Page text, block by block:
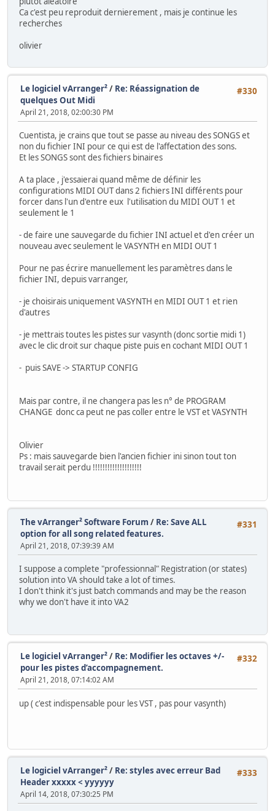
Ca c'est peu reproduit dernierement , mais je continue les
recherches
olivier
#330
Le logiciel vArranger²/ Re: Réassignation de
quelques Out Midi
April 21, 2018, 02:00:30 PM
Cuentista, je crains que tout se passe au niveau des SONGS et
non du fichier INI pour ce qui est de l'affectation des sons.
Et les SONGS sont des fichiers binaires
A ta place , j'essaierai quand même de définir les
configurations MIDI OUT dans 2 fichiers INI différents pour
forcer dans l'un d'entre eux l'utilisation du MIDI OUT 1 et
seulement le 1
- de faire une sauvegarde du fichier INI actuel et d'en créer un
nouveau avec seulement le VASYNTH en MIDI OUT 1
Pour ne pas écrire manuellement les paramètres dans le
fichier INI, depuis varranger,
- je choisirais uniquement VASYNTH en MIDI OUT 1 et rien
d'autres
- je mettrais toutes les pistes sur vasynth (donc sortie midi 1)
avec le clic droit sur chaque piste puis en cochant MIDI OUT 1
- puis SAVE -> STARTUP CONFIG
Mais par contre, il ne changera pas les n° de PROGRAM
CHANGE donc ca peut ne pas coller entre le VST et VASYNTH
Olivier
Ps : mais sauvegarde bien l'ancien fichier ini sinon tout ton
travail serait perdu !!!!!!!!!!!!!!!!!!!!
#331
The vArranger² Software Forum / Re: Save ALL
option for all song related features.
April 21, 2018, 07:39:39 AM
I suppose a complete "professionnal" Registration (or states)
solution into VA should take a lot of times.
I don't think it's just batch commands and may be the reason
why we don't have it into VA2
#332
Le logiciel vArranger²/ Re: Modifier les octaves +/-
pour les pistes d’accompagnement.
April 21, 2018, 07:14:02 AM
up ( c'est indispensable pour les VST , pas pour vasynth)
#333
Le logiciel vArranger²/ Re: styles avec erreur Bad
Header xxxxx < yyyyyy
April 14, 2018, 07:30:25 PM